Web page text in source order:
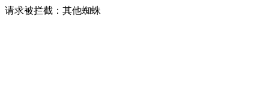
请求被拦截：其他蜘蛛